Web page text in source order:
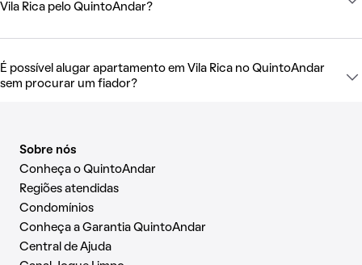
Vila Rica pelo QuintoAndar?
É possível alugar apartamento em Vila Rica no QuintoAndar
sem procurar um fiador?
Sobre nós
Conheça o QuintoAndar
Regiões atendidas
Condomínios
Conheça a Garantia QuintoAndar
Central de Ajuda